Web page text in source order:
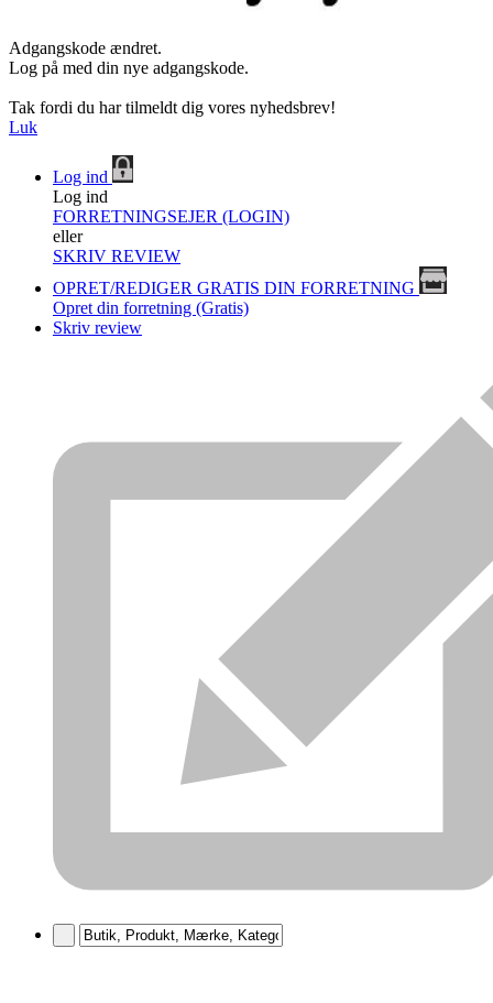
Adgangskode ændret.
Log på med din nye adgangskode.
Tak fordi du har tilmeldt dig vores nyhedsbrev!
Luk
Log ind
Log ind
FORRETNINGSEJER (LOGIN)
eller
SKRIV REVIEW
OPRET/REDIGER GRATIS DIN FORRETNING
Opret din forretning (Gratis)
Skriv review